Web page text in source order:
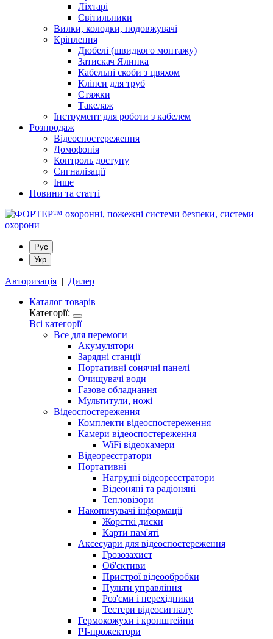
Ліхтарі
Світильники
Вилки, колодки, подовжувачі
Кріплення
Дюбелі (швидкого монтажу)
Затискач Ялинка
Кабельні скоби з цвяхом
Кліпси для труб
Стяжки
Такелаж
Інструмент для роботи з кабелем
Розпродаж
Відеоспостереження
Домофонія
Контроль доступу
Сигналізації
Інше
Новини та статті
Рус
Укр
Авторизація | Дилер
Каталог товарів
Категорії:
Всі категорії
Все для перемоги
Акумулятори
Зарядні станції
Портативні сонячні панелі
Очищувачі води
Газове обладнання
Мультитули, ножі
Відеоспостереження
Комплекти відеоспостереження
Камери відеоспостереження
WiFi відеокамери
Відеореєстратори
Портативні
Нагрудні відеореєстратори
Відеоняні та радіоняні
Тепловізори
Накопичувачі інформації
Жорсткі диски
Карти пам'яті
Аксесуари для відеоспостереження
Грозозахист
Об'єктиви
Пристрої відеообробки
Пульти управління
Роз'єми і перехідники
Тестери відеосигналу
Гермокожухи і кронштейни
ІЧ-прожектори